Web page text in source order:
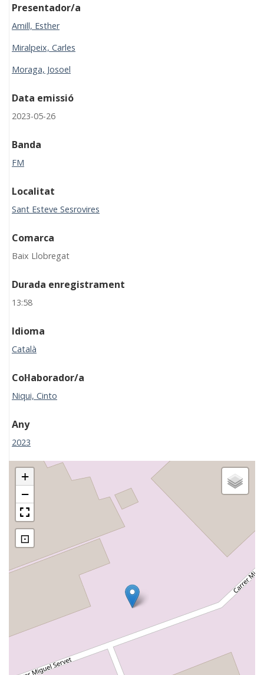
Presentador/a
Amill, Esther
Miralpeix, Carles
Moraga, Josoel
Data emissió
2023-05-26
Banda
FM
Localitat
Sant Esteve Sesrovires
Comarca
Baix Llobregat
Durada enregistrament
13:58
Idioma
Català
Col·laborador/a
Niqui, Cinto
Any
2023
+
−
⊡